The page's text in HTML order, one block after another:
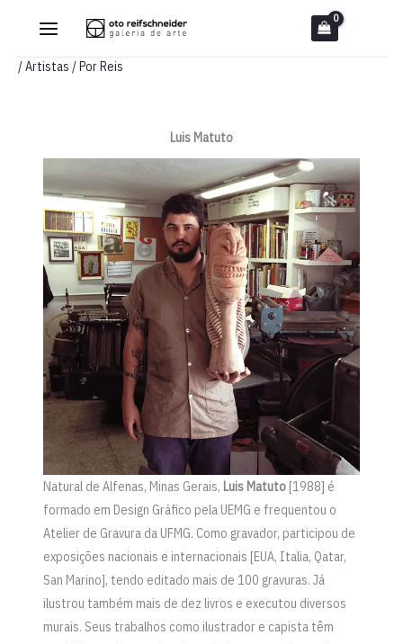
/Artistas / PorReis
Luis Matuto
Natural de Alfenas, Minas Gerais, Luis Matuto [1988] é
formado em Design Gráfico pela UEMG e frequentou o
Atelier de Gravura da UFMG. Como gravador, participou de
exposições nacionais e internacionais [EUA, Italia, Qatar,
San Marino], tendo editado mais de 100 gravuras. Já
ilustrou também mais de dez livros e executou diversos
murais. Seus trabalhos como ilustrador e capista têm